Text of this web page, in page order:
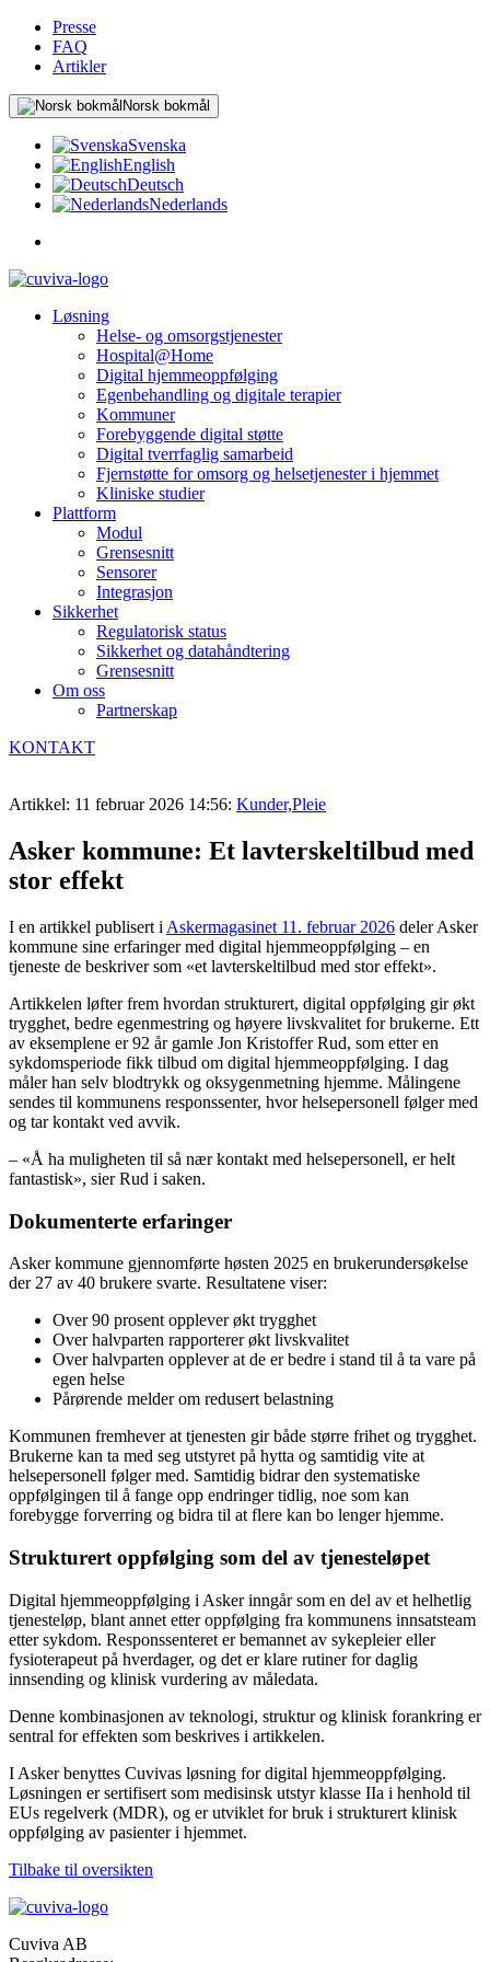
Presse
FAQ
Artikler
Norsk bokmål
Svenska
English
Deutsch
Nederlands
Løsning
Helse- og omsorgstjenester
Hospital@Home
Digital hjemmeoppfølging
Egenbehandling og digitale terapier
Kommuner
Forebyggende digital støtte
Digital tverrfaglig samarbeid
Fjernstøtte for omsorg og helsetjenester i hjemmet
Kliniske studier
Plattform
Modul
Grensesnitt
Sensorer
Integrasjon
Sikkerhet
Regulatorisk status
Sikkerhet og datahåndtering
Grensesnitt
Om oss
Partnerskap
KONTAKT
Artikkel: 11 februar 2026 14:56: Kunder,Pleie
Asker kommune: Et lavterskeltilbud med
stor effekt
I en artikkel publisert i Askermagasinet 11. februar 2026 deler Asker
kommune sine erfaringer med digital hjemmeoppfølging – en
tjeneste de beskriver som «et lavterskeltilbud med stor effekt».
Artikkelen løfter frem hvordan strukturert, digital oppfølging gir økt
trygghet, bedre egenmestring og høyere livskvalitet for brukerne. Ett
av eksemplene er 92 år gamle Jon Kristoffer Rud, som etter en
sykdomsperiode fikk tilbud om digital hjemmeoppfølging. I dag
måler han selv blodtrykk og oksygenmetning hjemme. Målingene
sendes til kommunens responssenter, hvor helsepersonell følger med
og tar kontakt ved avvik.
– «Å ha muligheten til så nær kontakt med helsepersonell, er helt
fantastisk», sier Rud i saken.
Dokumenterte erfaringer
Asker kommune gjennomførte høsten 2025 en brukerundersøkelse
der 27 av 40 brukere svarte. Resultatene viser:
Over 90 prosent opplever økt trygghet
Over halvparten rapporterer økt livskvalitet
Over halvparten opplever at de er bedre i stand til å ta vare på
egen helse
Pårørende melder om redusert belastning
Kommunen fremhever at tjenesten gir både større frihet og trygghet.
Brukerne kan ta med seg utstyret på hytta og samtidig vite at
helsepersonell følger med. Samtidig bidrar den systematiske
oppfølgingen til å fange opp endringer tidlig, noe som kan
forebygge forverring og bidra til at flere kan bo lenger hjemme.
Strukturert oppfølging som del av tjenesteløpet
Digital hjemmeoppfølging i Asker inngår som en del av et helhetlig
tjenesteløp, blant annet etter oppfølging fra kommunens innsatsteam
etter sykdom. Responssenteret er bemannet av sykepleier eller
fysioterapeut på hverdager, og det er klare rutiner for daglig
innsending og klinisk vurdering av måledata.
Denne kombinasjonen av teknologi, struktur og klinisk forankring er
sentral for effekten som beskrives i artikkelen.
I Asker benyttes Cuvivas løsning for digital hjemmeoppfølging.
Løsningen er sertifisert som medisinsk utstyr klasse IIa i henhold til
EUs regelverk (MDR), og er utviklet for bruk i strukturert klinisk
oppfølging av pasienter i hjemmet.
Tilbake til oversikten
Cuviva AB